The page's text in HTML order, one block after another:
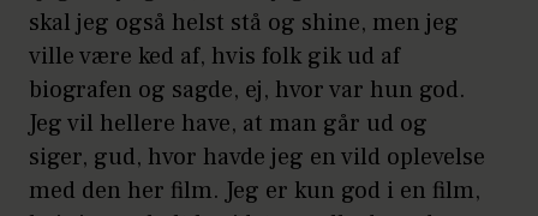
skal jeg også helst stå og shine, men jeg
ville være ked af, hvis folk gik ud af
biografen og sagde, ej, hvor var hun god.
Jeg vil hellere have, at man går ud og
siger, gud, hvor havde jeg en vild oplevelse
med den her film. Jeg er kun god i en film,